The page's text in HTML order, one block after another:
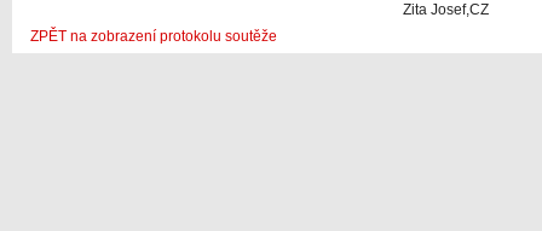
Zita Josef,CZ
ZPĚT na zobrazení protokolu soutěže